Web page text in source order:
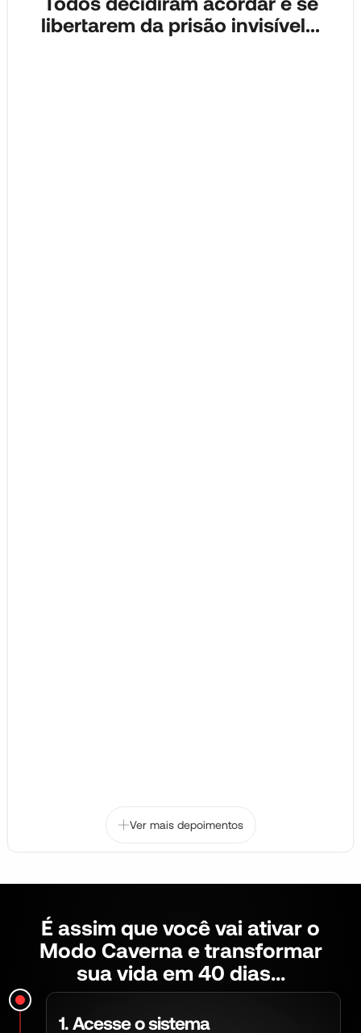
libertarem da prisão invisível...
Ver mais depoimentos
É assim que você vai ativar o
Modo Caverna e transformar
sua vida em 40 dias...
1. Acesse o sistema